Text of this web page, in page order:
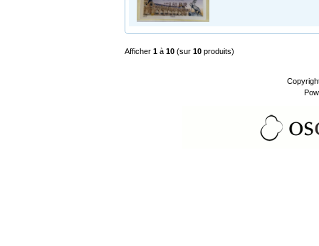
Afficher 1 à 10 (sur 10 produits)